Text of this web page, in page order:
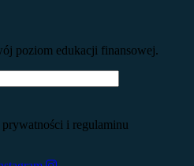
poziom edukacji finansowej.
i regulaminu